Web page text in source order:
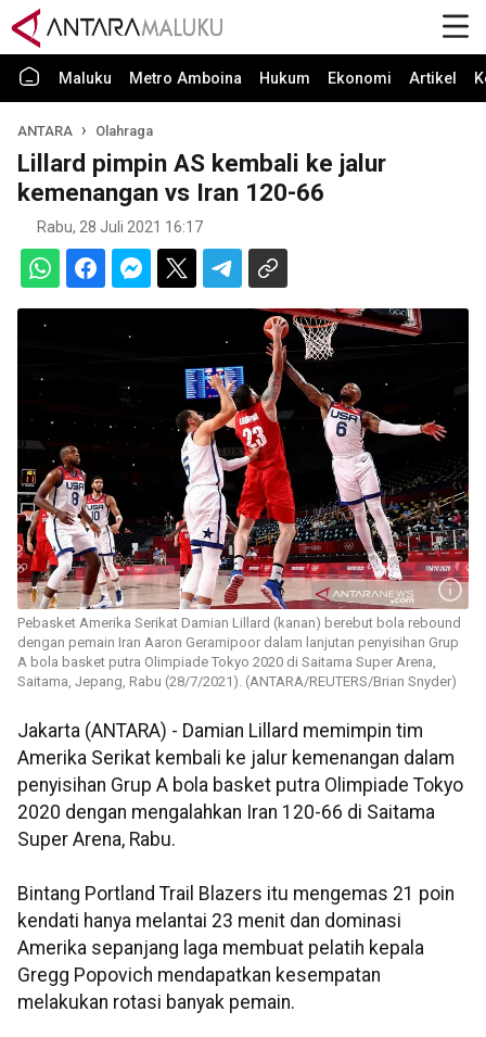
Maluku Metro Amboina Hukum Ekonomi Artikel
ANTARA Olahraga
Lillard pimpin AS kembali ke jalur
kemenangan vs Iran 120-66
Rabu, 28 Juli 2021 16:17
Pebasket Amerika Serikat Damian Lillard (kanan) berebut bola rebound
dengan pemain Iran Aaron Geramipoor dalam lanjutan penyisihan Grup
A bola basket putra Olimpiade Tokyo 2020 di Saitama Super Arena,
Saitama, Jepang, Rabu (28/7/2021). (ANTARA/REUTERS/Brian Snyder)
Jakarta (ANTARA) - Damian Lillard memimpin tim
Amerika Serikat kembali ke jalur kemenangan dalam
penyisihan Grup A bola basket putra Olimpiade Tokyo
2020 dengan mengalahkan Iran 120-66 di Saitama
Super Arena, Rabu.
Bintang Portland Trail Blazers itu mengemas 21 poin
kendati hanya melantai 23 menit dan dominasi
Amerika sepanjang laga membuat pelatih kepala
Gregg Popovich mendapatkan kesempatan
melakukan rotasi banyak pemain.